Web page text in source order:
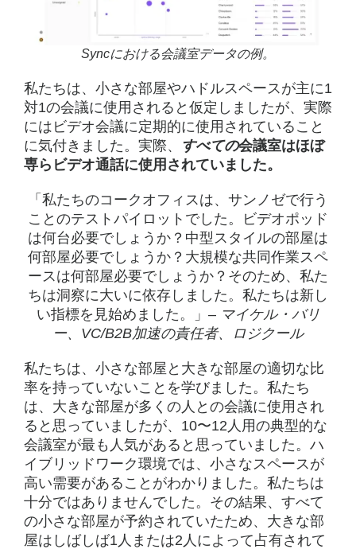
Syncにおける会議室データの例。
私たちは、小さな部屋やハドルスペースが主に1
対1の会議に使用されると仮定しましたが、実際
にはビデオ会議に定期的に使用されていること
に気付きました。実際、
すべての会議室はほぼ
専らビデオ通話に使用されていました。
「私たちのコークオフィスは、サンノゼで行う
ことのテストパイロットでした。ビデオポッド
は何台必要でしょうか？中型スタイルの部屋は
何部屋必要でしょうか？大規模な共同作業スペ
ースは何部屋必要でしょうか？そのため、私た
ちは洞察に大いに依存しました。私たちは新し
い指標を見始めました。」– マイケル・バリ
ー、VC/B2B加速の責任者、ロジクール
私たちは、小さな部屋と大きな部屋の適切な比
率を持っていないことを学びました。私たち
は、大きな部屋が多くの人との会議に使用され
ると思っていましたが、10〜12人用の典型的な
会議室が最も人気があると思っていました。ハ
イブリッドワーク環境では、小さなスペースが
高い需要があることがわかりました。私たちは
十分ではありませんでした。その結果、すべて
の小さな部屋が予約されていたため、大きな部
屋はしばしば1人または2人によって占有されて